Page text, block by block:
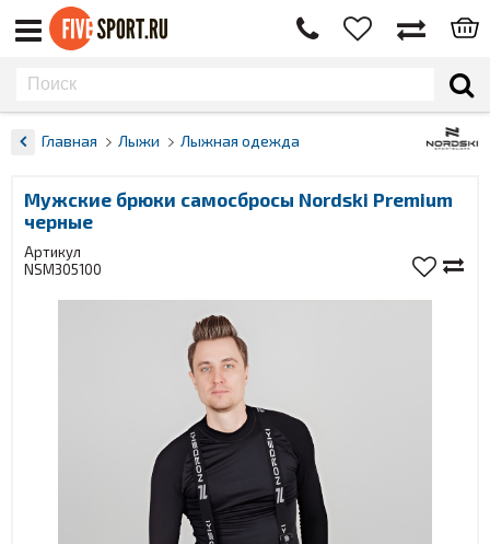
Главная Лыжи Лыжная одежда
Мужские брюки самосбросы Nordski Premium
черные
Артикул
NSM305100